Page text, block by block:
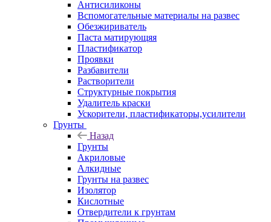
Антисиликоны
Вспомогательные материалы на развес
Обезжириватель
Паста матирующяя
Пластификатор
Проявки
Разбавители
Растворители
Структурные покрытия
Удалитель краски
Ускорители, пластификаторы,усилители
Грунты
Назад
Грунты
Акриловые
Алкидные
Грунты на развес
Изолятор
Кислотные
Отвердители к грунтам